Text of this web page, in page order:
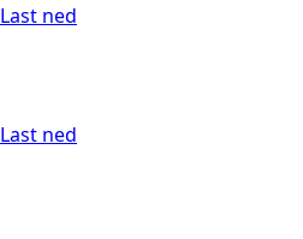
Last ned
Last ned